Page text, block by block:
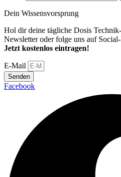
Dein Wissensvorsprung
Hol dir deine tägliche Dosis
Newsletter oder folge uns auf
Jetzt kostenlos eintragen!
E-Mail
Senden
Facebook